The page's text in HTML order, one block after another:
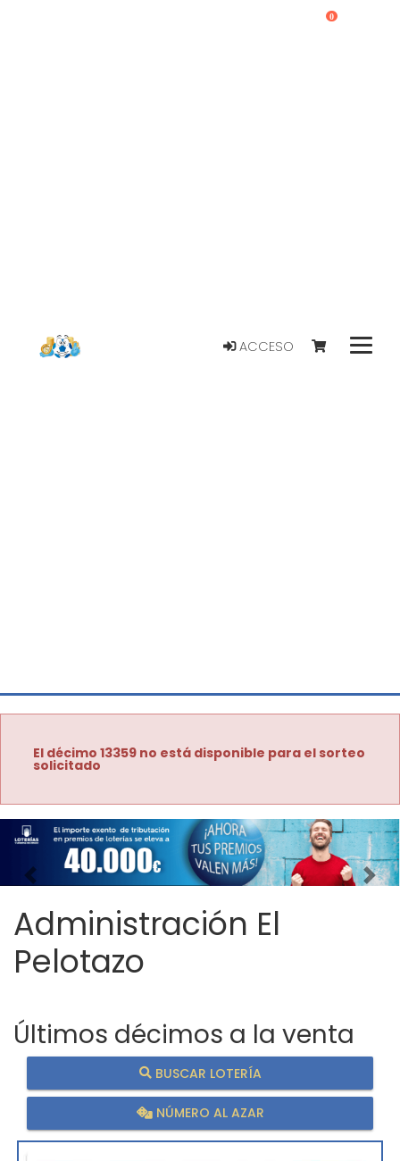
ACCESO
0
El décimo 13359 no está disponible para el sorteo
solicitado
Imagen anterior
Administración El
Pelotazo
Últimos décimos a la venta
BUSCAR LOTERÍA
NÚMERO AL AZAR